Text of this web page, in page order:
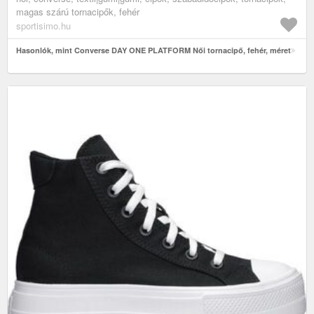
magas szárú tornacipők, fehér
sportisimo.hu
Hasonlók, mint Converse DAY ONE PLATFORM Női tornacipő, fehér, méret